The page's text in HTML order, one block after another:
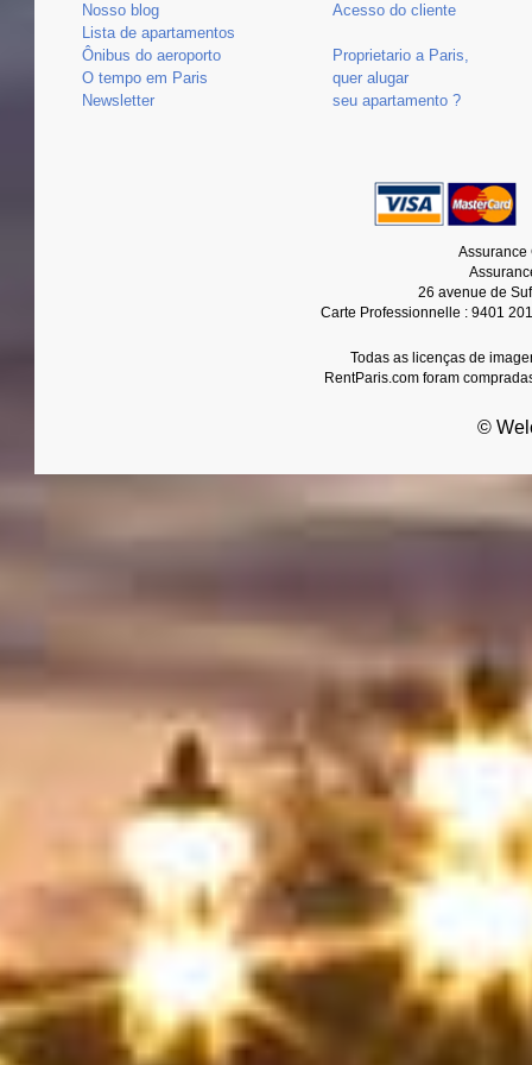
Nosso blog
Lista de apartamentos
Ônibus do aeroporto
O tempo em Paris
Newsletter
Acesso do cliente
Proprietario a Paris,
quer alugar
seu apartamento ?
Assurance
26 avenue de
Carte Professionnelle : 9401
Todas as licenças de
RentParis.com foram
©